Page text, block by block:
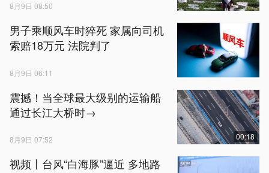
8月9日 08:50
男子乘顺风车时猝死 家属向司机
索赔18万元 法院判了
8月9日 06:11
震撼！当全球最大级别的运输船
通过长江大桥时→
8月9日 07:52 00:18
视频丨台风“白海豚”逼近 多地路